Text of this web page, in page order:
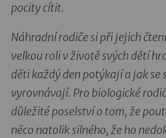
pocity cítit.
Náhradní rodiče si při jejich
velkou roli v životě svých dětí
děti každý den potýkají a jak se
vyrovnávají. Pro biologické
důležité poselství o tom, že
něco natolik silného, že ho